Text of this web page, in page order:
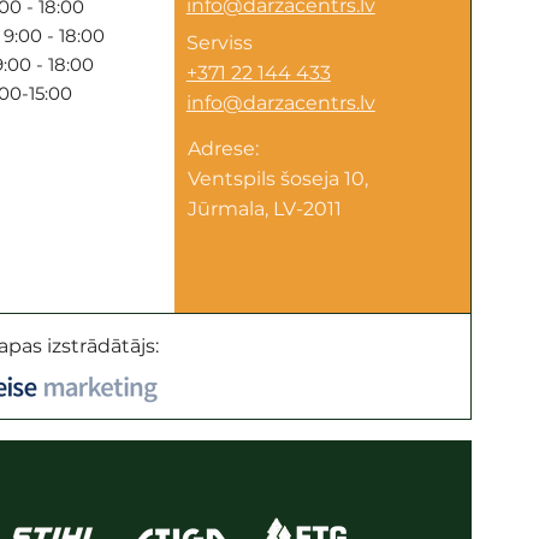
- 18:00
- 18:00
- 18:00
15:00
info@darzacentrs.lv
Serviss
+371 22 144 433
info@darzacentrs.lv
Adrese:
Ventspils šoseja 10,
Jūrmala, LV-2011
izstrādātājs: